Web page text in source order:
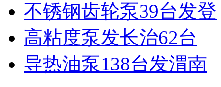
不锈钢齿轮泵39台发登
高粘度泵发长治62台
导热油泵138台发渭南